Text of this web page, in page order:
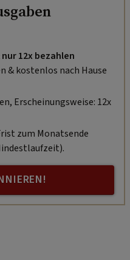
12x bezahlen
& kostenlos nach Hause
Erscheinungsweise: 12x
zum Monatsende